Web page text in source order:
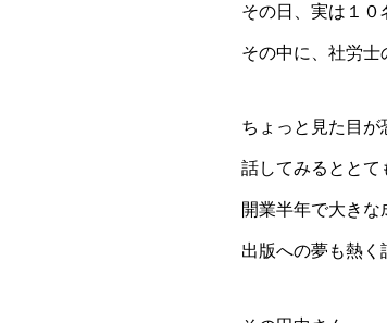
その日、実は１０
その中に、社労士
ちょっと見た目が
話してみるととて
開業半年で大きな
出版への夢も熱く